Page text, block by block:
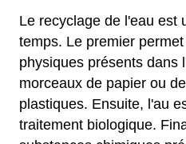
Le recyclage de l'eau est
temps. Le premier
physiques présents dans
morceaux de papier ou
plastiques. Ensuite, l'au
traitement biologique.